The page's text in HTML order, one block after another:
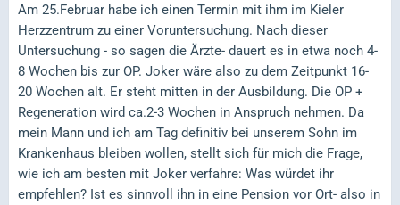
Am 25.Februar habe ich einen Termin mit ihm im Kieler
Herzzentrum zu einer Voruntersuchung. Nach dieser
Untersuchung - so sagen die Ärzte- dauert es in etwa noch 4-
8 Wochen bis zur OP. Joker wäre also zu dem Zeitpunkt 16-
20 Wochen alt. Er steht mitten in der Ausbildung. Die OP +
Regeneration wird ca.2-3 Wochen in Anspruch nehmen. Da
mein Mann und ich am Tag definitiv bei unserem Sohn im
Krankenhaus bleiben wollen, stellt sich für mich die Frage,
wie ich am besten mit Joker verfahre: Was würdet ihr
empfehlen? Ist es sinnvoll ihn in eine Pension vor Ort- also in